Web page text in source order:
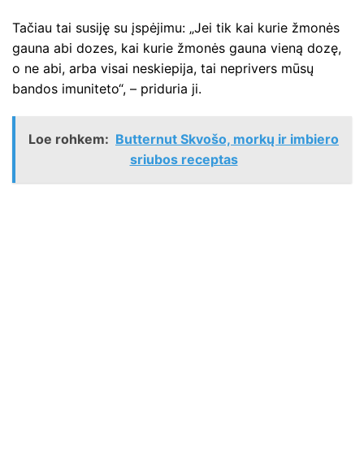
Tačiau tai susiję su įspėjimu: „Jei tik kai kurie žmonės
gauna abi dozes, kai kurie žmonės gauna vieną dozę,
o ne abi, arba visai neskiepija, tai neprivers mūsų
bandos imuniteto“, – priduria ji.
Loe rohkem: Butternut Skvošo, morkų ir imbiero
sriubos receptas